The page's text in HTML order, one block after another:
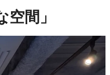
間」